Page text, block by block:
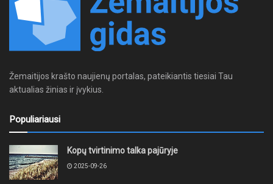
Žemaitijos krašto naujienų portalas, pateikiantis tiesiai Tau
aktualias žinias ir įvykius.
Populiariausi
Kopų tvirtinimo talka pajūryje
2025-09-26